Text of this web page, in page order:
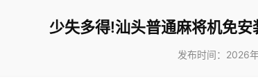
少失多得!汕头普通麻将机免
发布时间：2026